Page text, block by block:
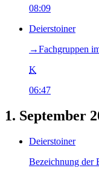
08:09
Deierstoiner
→‎Fachgruppen
K
06:47
1. September
Deierstoiner
Bezeichnung der